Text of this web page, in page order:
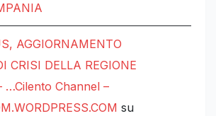
AGGIORNAMENTO
CRISI DELLA REGIONE
Channel –
su